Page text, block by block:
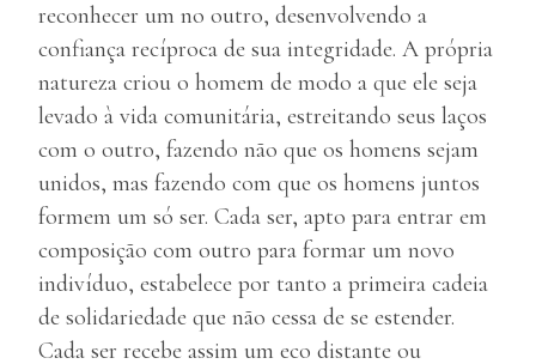
reconhecer um no outro, desenvolvendo a
confiança recíproca de sua integridade. A própria
natureza criou o homem de modo a que ele seja
levado à vida comunitária, estreitando seus laços
com o outro, fazendo não que os homens sejam
unidos, mas fazendo com que os homens juntos
formem um só ser. Cada ser, apto para entrar em
composição com outro para formar um novo
indivíduo, estabelece por tanto a primeira cadeia
de solidariedade que não cessa de se estender.
Cada ser recebe assim um eco distante ou